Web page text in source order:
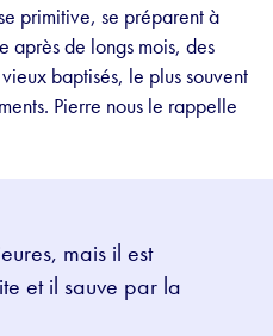
primitive, se préparent à
après de longs mois, des
baptisés, le plus souvent
Pierre nous le rappelle
mais il est
et il sauve par la